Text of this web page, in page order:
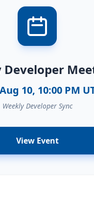
Developer
10, 10:00 PM
Weekly Developer Sync
View Event